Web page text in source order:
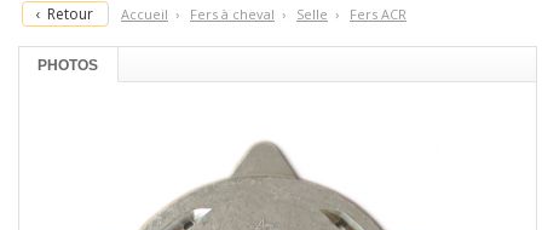
‹ Retour Accueil › Fers à cheval › Selle › Fers ACR
PHOTOS